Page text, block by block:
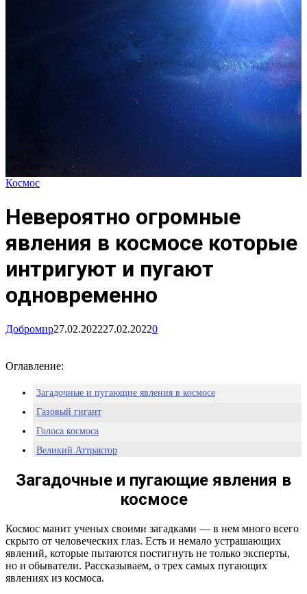
Космос
Невероятно огромные
явления в космосе которые
интригуют и пугают
одновременно
Добромир27.02.202227.02.20220
Оглавление:
Загадочные и пугающие явления в космосе
Газовый гигант
Голоса космоса
Великий Аттрактор
Загадочные и пугающие явления в
космосе
Космос манит ученых своими загадками — в нем много всего
скрыто от человеческих глаз. Есть и немало устрашающих
явлений, которые пытаются постигнуть не только эксперты,
но и обыватели. Рассказываем, о трех самых пугающих
явлениях из космоса.